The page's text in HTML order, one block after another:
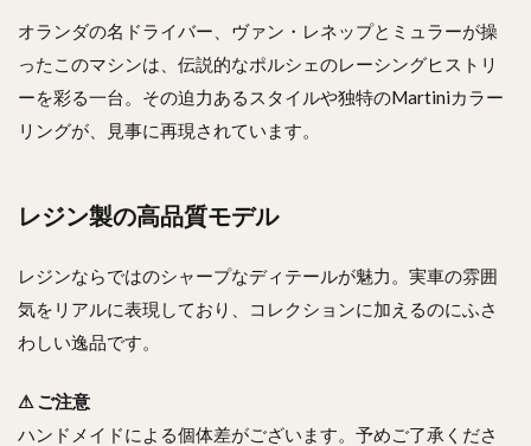
オランダの名ドライバー、ヴァン・レネップとミュラーが操
ったこのマシンは、伝説的なポルシェのレーシングヒストリ
ーを彩る一台。その迫力あるスタイルや独特のMartiniカラー
リングが、見事に再現されています。
レジン製の高品質モデル
レジンならではのシャープなディテールが魅力。実車の雰囲
気をリアルに表現しており、コレクションに加えるのにふさ
わしい逸品です。
⚠ ご注意
ハンドメイドによる個体差がございます。予めご了承くださ